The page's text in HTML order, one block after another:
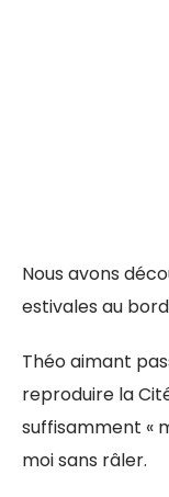
Nous avons
estivales au
Théo aimant
reproduire la
suffisamment «
moi sans râler.